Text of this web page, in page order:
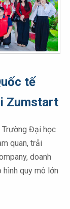
tế
Zumstart
Trường Đại học
quan, trải
doanh
hình quy mô lớn